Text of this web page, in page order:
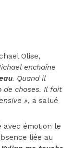
Olise,
enchaîne
. Quand il
de choses. Il fait
», a salué
avec émotion le
liée au